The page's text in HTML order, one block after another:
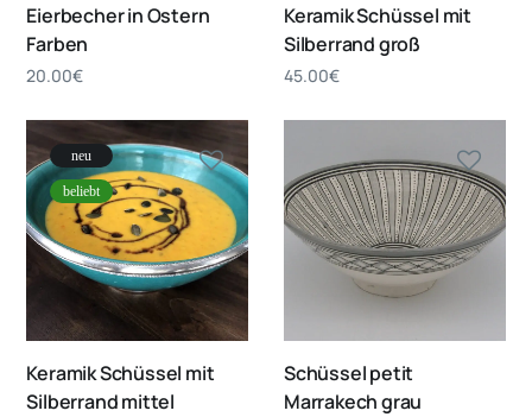
Eierbecher in Ostern
Farben
20.00€
Keramik Schüssel mit
Silberrand groß
45.00€
neu
beliebt
Keramik Schüssel mit
Silberrand mittel
Schüssel petit
Marrakech grau